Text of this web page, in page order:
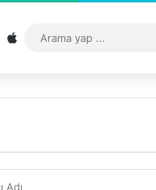
Sitemap